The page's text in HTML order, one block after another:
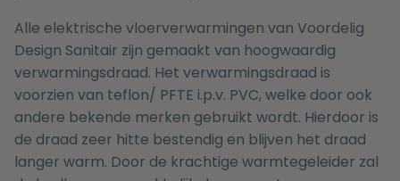
Alle elektrische vloerverwarmingen van Voordelig
Design Sanitair zijn gemaakt van hoogwaardig
verwarmingsdraad. Het verwarmingsdraad is
voorzien van teflon/ PFTE i.p.v. PVC, welke door ook
andere bekende merken gebruikt wordt. Hierdoor is
de draad zeer hitte bestendig en blijven het draad
langer warm. Door de krachtige warmtegeleider zal